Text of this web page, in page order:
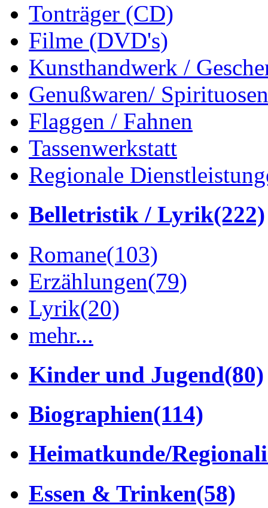
Tonträger (CD)
Filme (DVD's)
Kunsthandwerk /
Genußwaren/ Spirituosen
Flaggen / Fahnen
Tassenwerkstatt
Regionale
Belletristik / Lyrik(222)
Romane(103)
Erzählungen(79)
Lyrik(20)
mehr...
Kinder und Jugend(80)
Biographien(114)
Heimatkunde/
Essen & Trinken(58)